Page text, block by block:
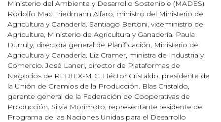
Ministerio del Ambiente y Desarrollo Sostenible (MADES).
Rodolfo Max Friedmann Alfaro, ministro del Ministerio de
Agricultura y Ganadería. Santiago Bertoni, viceministro de
Agricultura, Ministerio de Agricultura y Ganadería. Paula
Durruty, directora general de Planificación, Ministerio de
Agricultura y Ganadería. Liz Cramer, ministra de Industria y
Comercio. José Laneri, director de Plataformas de
Negocios de REDIEX-MIC. Héctor Cristaldo, presidente de
la Unión de Gremios de la Producción. Blas Cristaldo,
gerente general de la Federación de Cooperativas de
Producción. Silvia Morimoto, representante residente del
Programa de las Naciones Unidas para el Desarrollo